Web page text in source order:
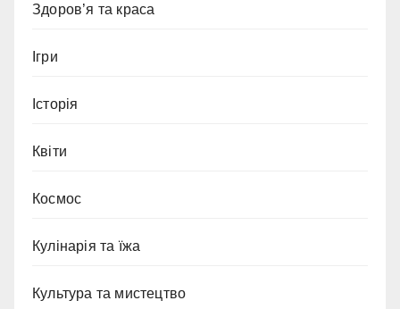
Здоров’я та краса
Ігри
Історія
Квіти
Космос
Кулінарія та їжа
Культура та мистецтво